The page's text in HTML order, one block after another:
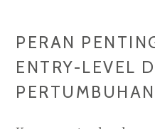
PERAN
ENTRY-LEVEL